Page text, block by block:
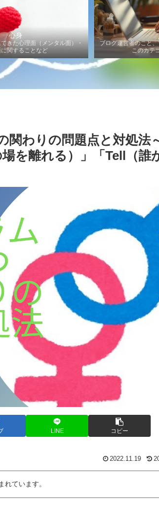
心身
きた心理面（メンタル面）・
関することなど
ブログ運営者のこと
このカテ
関わりの問題点と対処法
を離れる）」「Tell（誰
LINE コピー
2022.11.19
れています。